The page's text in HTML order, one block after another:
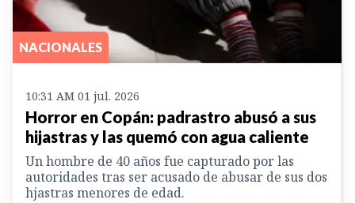
NACIONALES
10:31 AM 01 jul. 2026
Horror en Copán: padrastro abusó a sus
hijastras y las quemó con agua caliente
Un hombre de 40 años fue capturado por las
autoridades tras ser acusado de abusar de sus dos
hjastras menores de edad.